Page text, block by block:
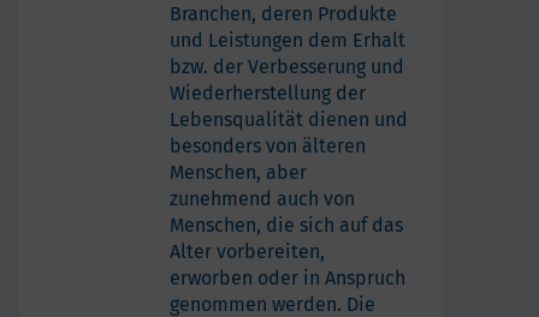
Branchen, deren Produkte
und Leistungen dem Erhalt
bzw. der Verbesserung und
Wiederherstellung der
Lebensqualität dienen und
besonders von älteren
Menschen, aber
zunehmend auch von
Menschen, die sich auf das
Alter vorbereiten,
erworben oder in Anspruch
genommen werden. Die